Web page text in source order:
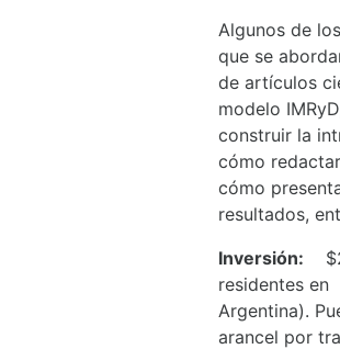
Algunos de
que se
de artículos
modelo
construir la
cómo
cómo
resultados,
Inversión:
residentes en
Argentina).
arancel por